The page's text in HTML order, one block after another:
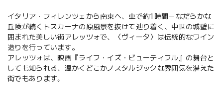
イタリア・フィレンツェから南東へ、車で約1時間－なだらかな
丘陵が続くトスカーナの原風景を抜けて辿り着く、中世の城壁に
囲まれた美しい街アレッツォで、〈ヴィータ〉は伝統的なワイン
造りを行っています。
アレッツォは、映画『ライフ・イズ・ビューティフル』の舞台と
しても知られる、温かくどこかノスタルジックな雰囲気を湛えた
街でもあります｡